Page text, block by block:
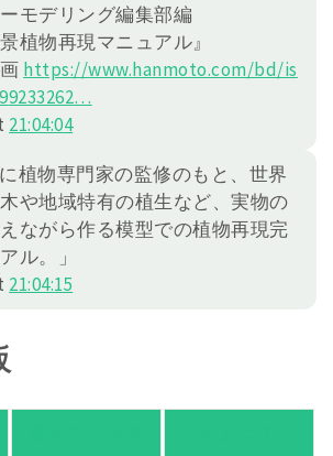
モデリング編集部編
植物再現マニュアル』
https://www.hanmoto.com/bd/is
9233262…
21:04:04
植物専門家の監修のもと、世界
や地域特有の植生など、実物の
ながら作る模型での植物再現完
ル。」
21:04:15